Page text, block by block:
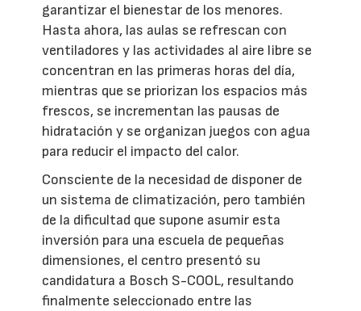
garantizar el bienestar de los menores.
Hasta ahora, las aulas se refrescan con
ventiladores y las actividades al aire libre se
concentran en las primeras horas del día,
mientras que se priorizan los espacios más
frescos, se incrementan las pausas de
hidratación y se organizan juegos con agua
para reducir el impacto del calor.
Consciente de la necesidad de disponer de
un sistema de climatización, pero también
de la dificultad que supone asumir esta
inversión para una escuela de pequeñas
dimensiones, el centro presentó su
candidatura a Bosch S-COOL, resultando
finalmente seleccionado entre las